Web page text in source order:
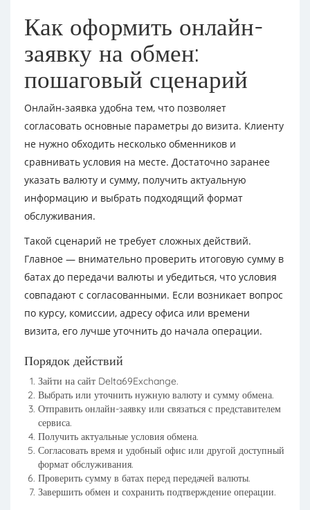
Как оформить онлайн-
заявку на обмен:
пошаговый сценарий
Онлайн-заявка удобна тем, что позволяет
согласовать основные параметры до визита. Клиенту
не нужно обходить несколько обменников и
сравнивать условия на месте. Достаточно заранее
указать валюту и сумму, получить актуальную
информацию и выбрать подходящий формат
обслуживания.
Такой сценарий не требует сложных действий.
Главное — внимательно проверить итоговую сумму в
батах до передачи валюты и убедиться, что условия
совпадают с согласованными. Если возникает вопрос
по курсу, комиссии, адресу офиса или времени
визита, его лучше уточнить до начала операции.
Порядок действий
Зайти на сайт Delta69Exchange.
Выбрать или уточнить нужную валюту и сумму обмена.
Отправить онлайн-заявку или связаться с представителем
сервиса.
Получить актуальные условия обмена.
Согласовать время и удобный офис или другой доступный
формат обслуживания.
Проверить сумму в батах перед передачей валюты.
Завершить обмен и сохранить подтверждение операции.